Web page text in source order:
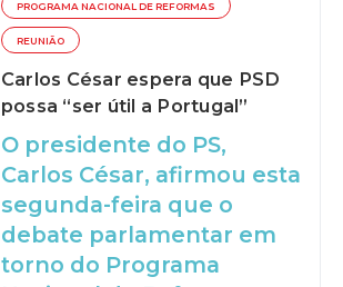
PROGRAMA NACIONAL DE REFORMAS
REUNIÃO
Carlos César espera que PSD
possa “ser útil a Portugal”
O presidente do PS,
Carlos César, afirmou esta
segunda-feira que o
debate parlamentar em
torno do Programa